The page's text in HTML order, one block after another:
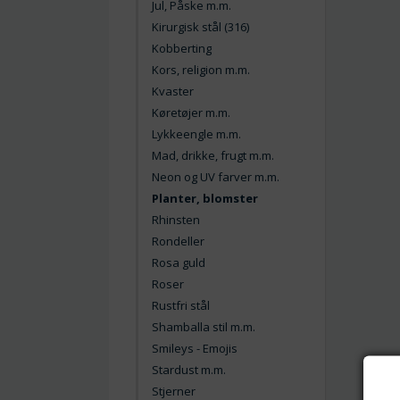
Jul, Påske m.m.
Kirurgisk stål (316)
Kobberting
Kors, religion m.m.
Kvaster
Køretøjer m.m.
Lykkeengle m.m.
Mad, drikke, frugt m.m.
Neon og UV farver m.m.
Planter, blomster
Rhinsten
Rondeller
Rosa guld
Roser
Rustfri stål
Shamballa stil m.m.
Smileys - Emojis
Stardust m.m.
Stjerner